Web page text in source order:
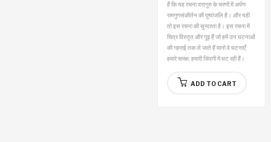
हैं कि यह रचना दत्तगुरु के चरणों में अर्पण
रामगुणसंकीर्तन की पुष्पांजलि है। और यही
तो इस रचना की सुन्दरता है। इस रचना में
चित्र विस्तृत और गूढ़ हैं जो हमें उन घटनाओं
की गहराई तक ले जाते हैं मानो वे घटनाएँ
हमारे समक्ष, हमारी जिंदगी में घट रही हैं।
ADD TO CART